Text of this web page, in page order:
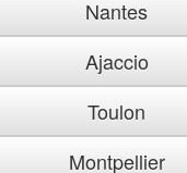
Nantes
Ajaccio
Toulon
Montpellier